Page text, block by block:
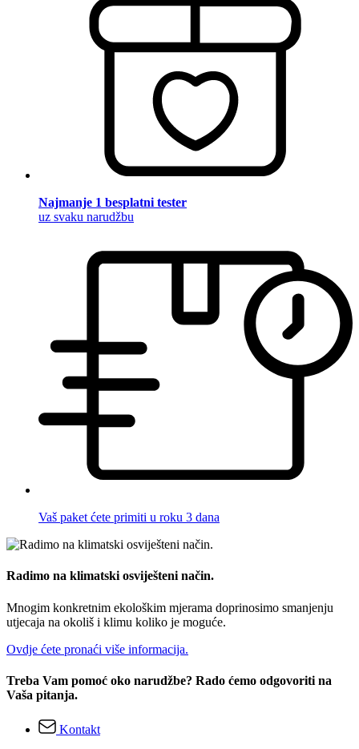
Najmanje 1 besplatni tester
uz svaku narudžbu
Vaš paket ćete primiti u roku 3 dana
Radimo na klimatski osviješteni način.
Mnogim konkretnim ekološkim mjerama doprinosimo smanjenju
utjecaja na okoliš i klimu koliko je moguće.
Ovdje ćete pronaći više informacija.
Treba Vam pomoć oko narudžbe? Rado ćemo odgovoriti na
Vaša pitanja.
Kontakt